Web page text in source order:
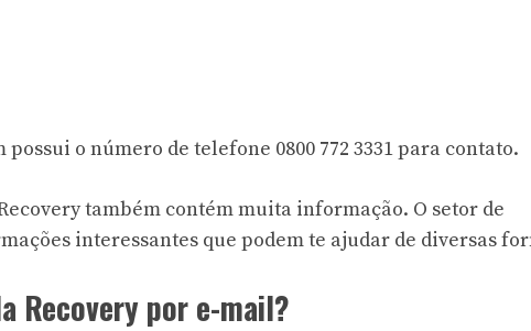
possui o número de telefone 0800 772 3331para contato.
também contém muita informação. O setor de
interessantes que podem te ajudar de diversas
Recovery por e-mail?